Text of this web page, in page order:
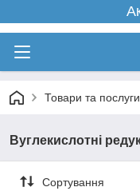
Товари та послуги
Вуглекислотні
Сортування